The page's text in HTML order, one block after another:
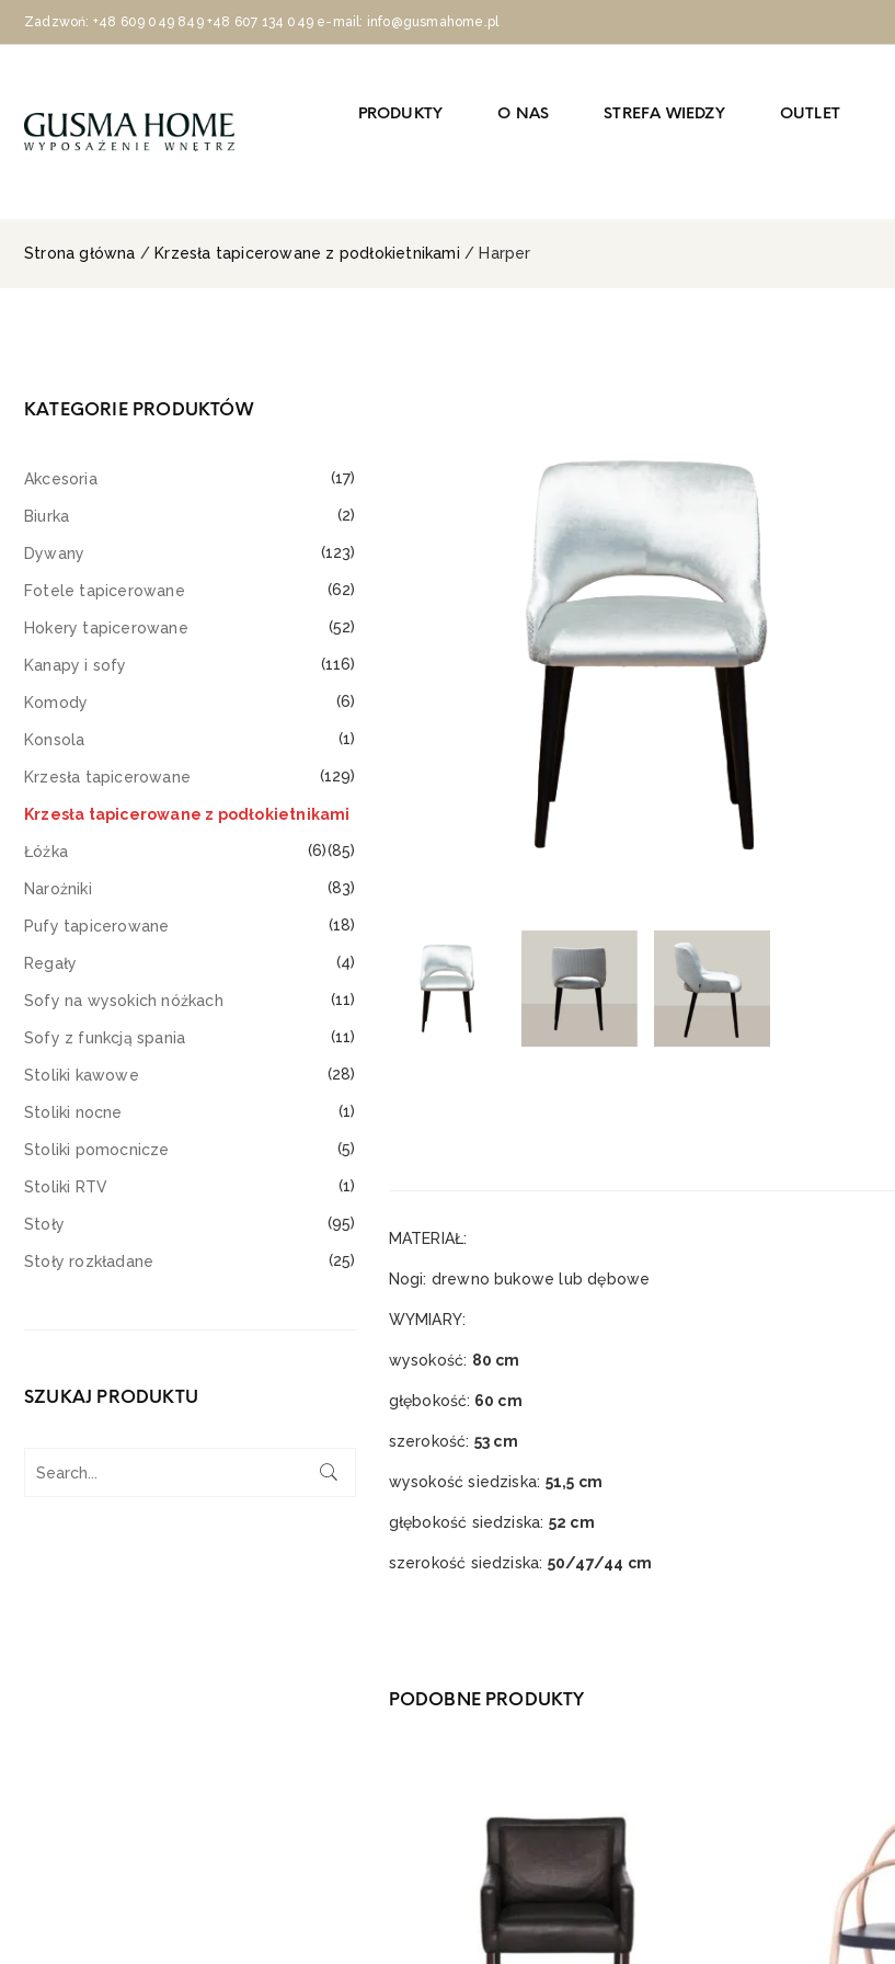
Zadzwoń: +48 609 049 849 +48 607 134 049 e-mail: info@gusmahome.pl
PRODUKTY O NAS STREFA WIEDZY OUTLET
Strona główna / Krzesła tapicerowane z podłokietnikami / Harper
MATERIAŁ:
Nogi: drewno bukowe lub dębowe
WYMIARY:
wysokość: 80 cm
głębokość: 60 cm
szerokość: 53 cm
wysokość siedziska: 51,5 cm
głębokość siedziska: 52 cm
szerokość siedziska: 50/47/44 cm
PODOBNE PRODUKTY
KATEGORIE PRODUKTÓW
Akcesoria (17)
Biurka (2)
Dywany (123)
Fotele tapicerowane (62)
Hokery tapicerowane (52)
Kanapy i sofy (116)
Komody (6)
Konsola (1)
Krzesła tapicerowane (129)
Krzesła tapicerowane z podłokietnikami
(85)
Łóżka (6)
Narożniki (83)
Pufy tapicerowane (18)
Regały (4)
Sofy na wysokich nóżkach (11)
Sofy z funkcją spania (11)
Stoliki kawowe (28)
Stoliki nocne (1)
Stoliki pomocnicze (5)
Stoliki RTV (1)
Stoły (95)
Stoły rozkładane (25)
SZUKAJ PRODUKTU